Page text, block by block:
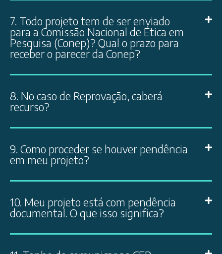
7. Todo projeto tem de ser enviado
para a Comissão Nacional de Ética em
Pesquisa (Conep)? Qual o prazo para
receber o parecer da Conep?
8. No caso de Reprovação, caberá
recurso?
9. Como proceder se houver pendência
em meu projeto?
10. Meu projeto está com pendência
documental. O que isso significa?